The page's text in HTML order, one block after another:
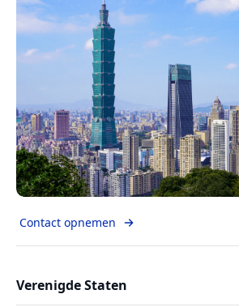
Contact opnemen
Verenigde Staten